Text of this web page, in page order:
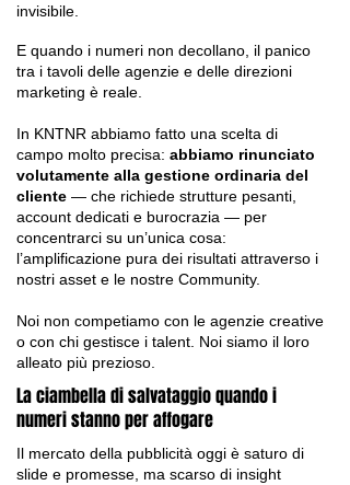
invisibile.
E quando i numeri non decollano, il panico
tra i tavoli delle agenzie e delle direzioni
marketing è reale.
In KNTNR abbiamo fatto una scelta di
campo molto precisa: abbiamo rinunciato
volutamente alla gestione ordinaria del
cliente — che richiede strutture pesanti,
account dedicati e burocrazia — per
concentrarci su un’unica cosa:
l’amplificazione pura dei risultati attraverso i
nostri asset e le nostre Community.
Noi non competiamo con le agenzie creative
o con chi gestisce i talent. Noi siamo il loro
alleato più prezioso.
La ciambella di salvataggio quando i
numeri stanno per affogare
Il mercato della pubblicità oggi è saturo di
slide e promesse, ma scarso di insight